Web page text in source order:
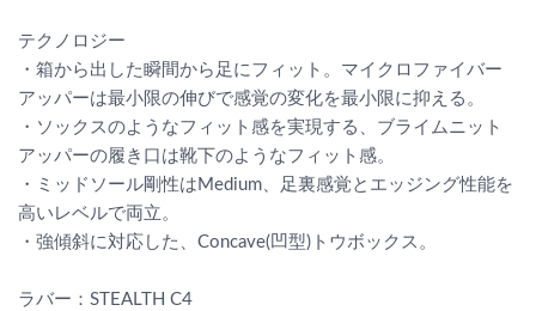
テクノロジー
・箱から出した瞬間から足にフィット。マイクロファイバー
アッパーは最小限の伸びで感覚の変化を最小限に抑える。
・ソックスのようなフィット感を実現する、ブライムニット
アッパーの履き口は靴下のようなフィット感。
・ミッドソール剛性はMedium、足裏感覚とエッジング性能を
高いレベルで両立。
・強傾斜に対応した、Concave(凹型)トウボックス。
ラバー：STEALTH C4